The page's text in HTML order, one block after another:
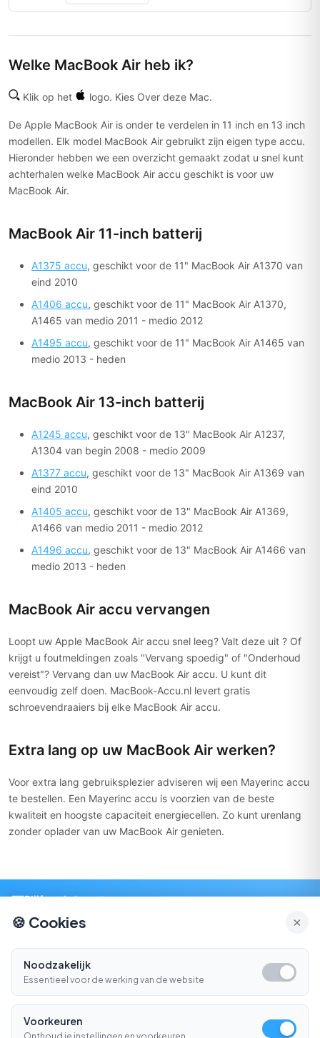
Welke MacBook Air heb ik?
Klik op het logo. Kies Over deze Mac.
De Apple MacBook Air is onder te verdelen in 11 inch en 13 inch
modellen. Elk model MacBook Air gebruikt zijn eigen type accu.
Hieronder hebben we een overzicht gemaakt zodat u snel kunt
achterhalen welke MacBook Air accu geschikt is voor uw
MacBook Air.
MacBook Air 11-inch batterij
A1375 accu, geschikt voor de 11" MacBook Air A1370 van
eind 2010
A1406 accu, geschikt voor de 11" MacBook Air A1370,
A1465 van medio 2011 - medio 2012
A1495 accu, geschikt voor de 11" MacBook Air A1465 van
medio 2013 - heden
MacBook Air 13-inch batterij
A1245 accu, geschikt voor de 13" MacBook Air A1237,
A1304 van begin 2008 - medio 2009
A1377 accu, geschikt voor de 13" MacBook Air A1369 van
eind 2010
A1405 accu, geschikt voor de 13" MacBook Air A1369,
A1466 van medio 2011 - medio 2012
A1496 accu, geschikt voor de 13" MacBook Air A1466 van
medio 2013 - heden
MacBook Air accu vervangen
Loopt uw Apple MacBook Air accu snel leeg? Valt deze uit ? Of
krijgt u foutmeldingen zoals "Vervang spoedig" of "Onderhoud
vereist"? Vervang dan uw MacBook Air accu. U kunt dit
eenvoudig zelf doen. MacBook-Accu.nl levert gratis
schroevendraaiers bij elke MacBook Air accu.
Extra lang op uw MacBook Air werken?
Voor extra lang gebruiksplezier adviseren wij een Mayerinc accu
te bestellen. Een Mayerinc accu is voorzien van de beste
kwaliteit en hoogste capaciteit energiecellen. Zo kunt urenlang
zonder oplader van uw MacBook Air genieten.
📧Blijf op de hoogte
Aanmelden
Gratis verzending
Vanaf €150 Gemakkelijk online regelen
Snel geleverd
🍪 Cookies ×
Noodzakelijk
Essentieel voor de werking van de website
Voorkeuren